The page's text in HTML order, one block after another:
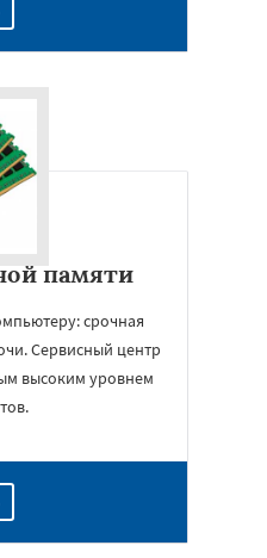
памяти
срочная
Сервисный центр
высоким уровнем